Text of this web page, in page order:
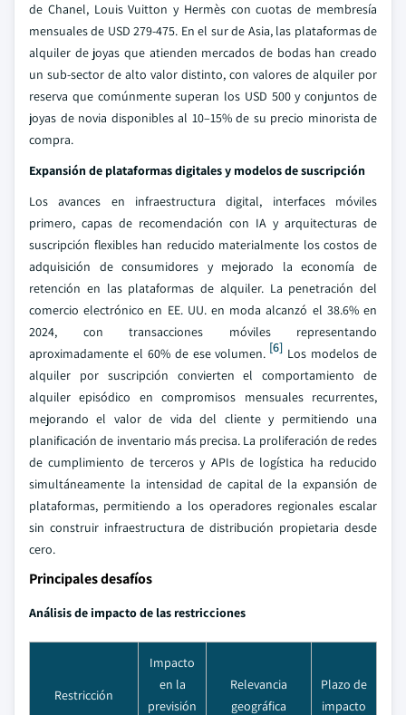
de Chanel, Louis Vuitton y Hermès con cuotas de membresía
mensuales de USD 279-475. En el sur de Asia, las plataformas de
alquiler de joyas que atienden mercados de bodas han creado
un sub-sector de alto valor distinto, con valores de alquiler por
reserva que comúnmente superan los USD 500 y conjuntos de
joyas de novia disponibles al 10–15% de su precio minorista de
compra.
Expansión de plataformas digitales y modelos de suscripción
Los avances en infraestructura digital, interfaces móviles
primero, capas de recomendación con IA y arquitecturas de
suscripción flexibles han reducido materialmente los costos de
adquisición de consumidores y mejorado la economía de
retención en las plataformas de alquiler. La penetración del
comercio electrónico en EE. UU. en moda alcanzó el 38.6% en
2024, con transacciones móviles representando
aproximadamente el 60% de ese volumen. [6] Los modelos de
alquiler por suscripción convierten el comportamiento de
alquiler episódico en compromisos mensuales recurrentes,
mejorando el valor de vida del cliente y permitiendo una
planificación de inventario más precisa. La proliferación de redes
de cumplimiento de terceros y APIs de logística ha reducido
simultáneamente la intensidad de capital de la expansión de
plataformas, permitiendo a los operadores regionales escalar
sin construir infraestructura de distribución propietaria desde
cero.
Principales desafíos
Análisis de impacto de las restricciones
Restricción
Impacto
en la
previsión
Relevancia
geográfica
Plazo de
impacto